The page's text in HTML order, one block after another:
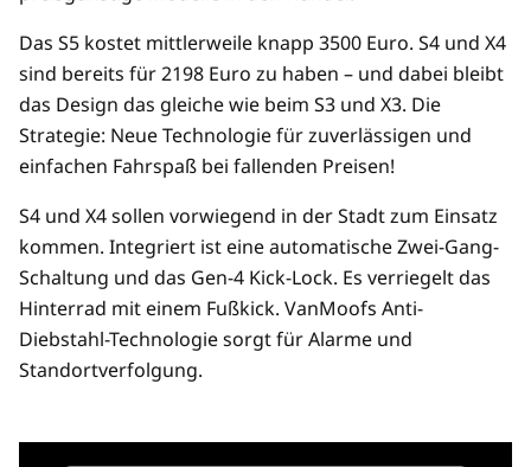
Das S5 kostet mittlerweile knapp 3500 Euro. S4 und X4
sind bereits für 2198 Euro zu haben – und dabei bleibt
das Design das gleiche wie beim S3 und X3. Die
Strategie: Neue Technologie für zuverlässigen und
einfachen Fahrspaß bei fallenden Preisen!
S4 und X4 sollen vorwiegend in der Stadt zum Einsatz
kommen. Integriert ist eine automatische Zwei-Gang-
Schaltung und das Gen-4 Kick-Lock. Es verriegelt das
Hinterrad mit einem Fußkick. VanMoofs Anti-
Diebstahl-Technologie sorgt für Alarme und
Standortverfolgung.